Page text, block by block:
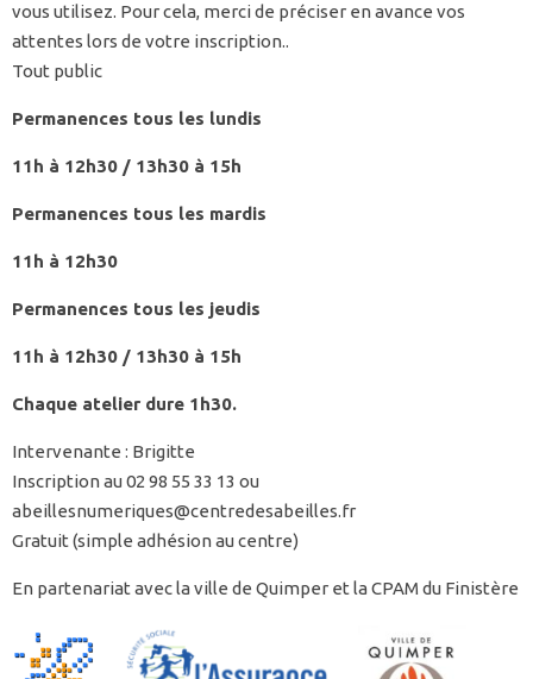
vous utilisez. Pour cela, merci de préciser en avance vos
attentes lors de votre inscription..
Tout public
Permanences tous les lundis
11h à 12h30 / 13h30 à 15h
Permanences tous les mardis
11h à 12h30
Permanences tous les jeudis
11h à 12h30 / 13h30 à 15h
Chaque atelier dure 1h30.
Intervenante : Brigitte
Inscription au 02 98 55 33 13 ou
abeillesnumeriques@centredesabeilles.fr
Gratuit (simple adhésion au centre)
En partenariat avec la ville de Quimper et la CPAM du Finistère